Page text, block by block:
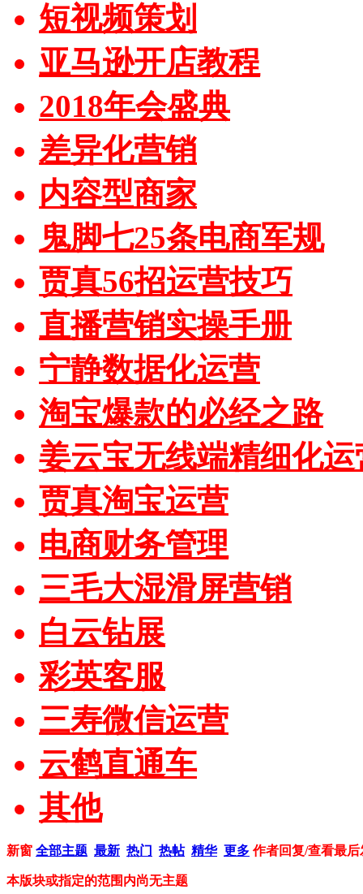
短视频策划
亚马逊开店教程
2018年会盛典
差异化营销
内容型商家
鬼脚七25条电商军规
贾真56招运营技巧
直播营销实操手册
宁静数据化运营
淘宝爆款的必经之路
姜云宝无线端精细化运
贾真淘宝运营
电商财务管理
三毛大湿滑屏营销
白云钻展
彩英客服
三寿微信运营
云鹤直通车
其他
新窗 全部主题 最新 热门 热帖 精华 更多 作者回复/查看最后
本版块或指定的范围内尚无主题